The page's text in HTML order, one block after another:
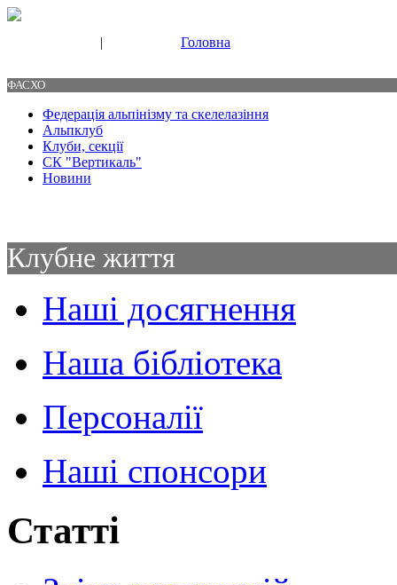
| Головна
ФАСХО
Федерація альпінізму та скелелазіння
Альпклуб
Клуби, секції
СК "Вертикаль"
Новини
Клубне життя
Наші досягнення
Наша бібліотека
Персоналії
Наші спонсори
Статті